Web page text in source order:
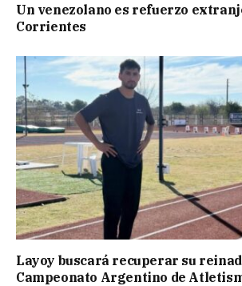
Un venezolano es refuerzo
Corrientes
Layoy buscará recuperar su
Campeonato Argentino de